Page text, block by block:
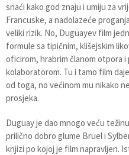
snaći kako god znaju i umiju za
Francuske, a nadolazeće
veliki rizik. No, Duguayev film
formule sa tipičnim, klišejskim
oficirom, hrabrim članom otpora
kolaboratorom. Tu i tamo film
od toga, no većinom mu nikako
prosjeka.
Duguay je dao mnogo veću
prilično dobro glume Bruel i
knjizi po kojoj je film napravljen.